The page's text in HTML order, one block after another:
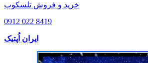
خرید و فروش تلسکوپ
0912 022 8419
ایران اُپتیک